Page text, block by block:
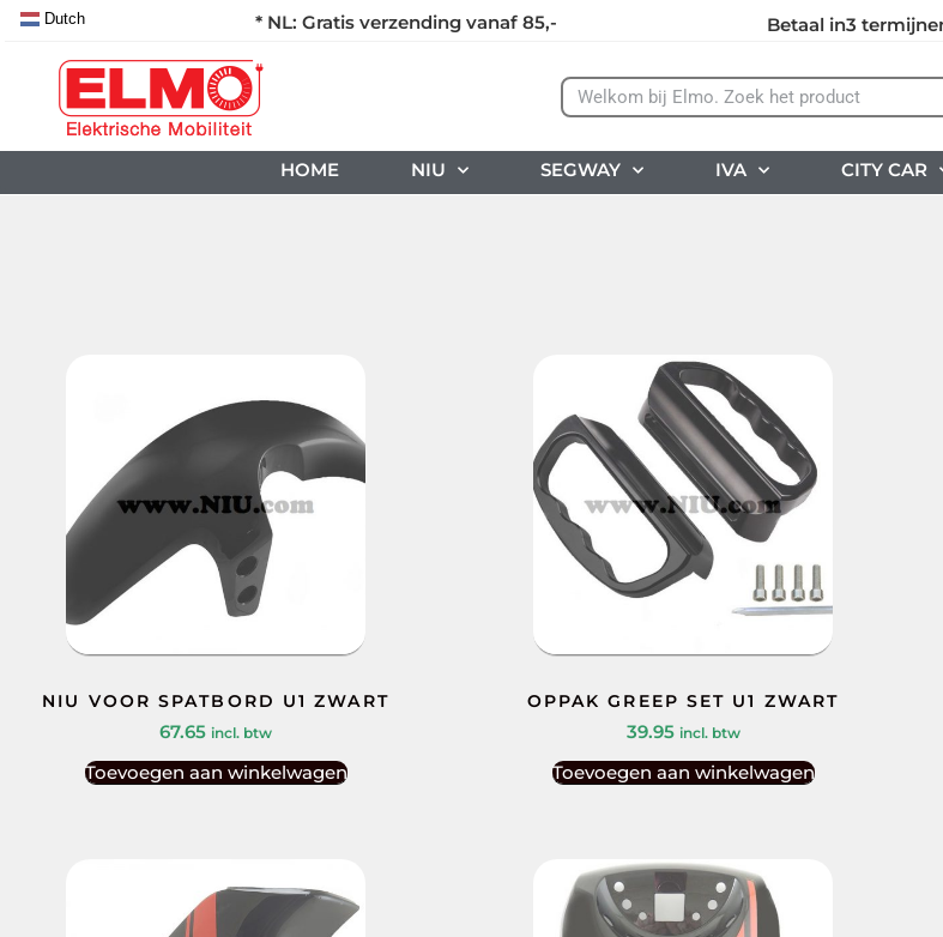
* NL: Gratis verzending vanaf 85,- Betaal in3
Dutch
HOME NIU SEGWAY IVA CITY CAR
NIU VOOR SPATBORD U1 ZWART
67.65 incl. btw
Toevoegen aan winkelwagen
OPPAK GREEP SET U1 ZWART
39.95 incl. btw
Toevoegen aan winkelwagen